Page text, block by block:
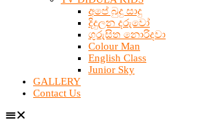
අපේ බුදු සාදු
දිදුලන දරුවෝ
ගුරුසිත නොරිදවා
Colour Man
English Class
Junior Sky
GALLERY
Contact Us